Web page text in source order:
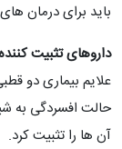
باید برای درمان
داروهای تثبیت
علایم بیماری دو
حالت افسردگی به
آن ها را تثبیت کرد.